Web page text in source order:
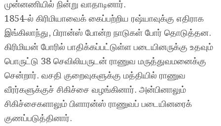
முன்னணியில் நின்று வாதாடினார்.
1854-ல் கிரிமியாவைக் கைப்பற்றிய ரஷ்யாவுக்கு எதிராக
இங்கிலாந்து, பிரான்ஸ் போன்ற நாடுகள் போர் தொடுத்தன.
கிரிமியன் போரில் பாதிக்கப்பட்டுள்ள படையினருக்கு உதவும்
பொருட்டு 38 செவிலியருடன் ராணுவ மருத்துவமனைக்கு
சென்றார். வசதி குறைவுகளுக்கு மத்தியில் ராணுவ
வீரர்களுக்குச் சிகிச்சை வழங்கினார். அன்பினாலும்
சிகிச்சைகளாலும் பிளாரன்ஸ் ராணுவப் படையினரைக்
குணப்படுத்தினார்.